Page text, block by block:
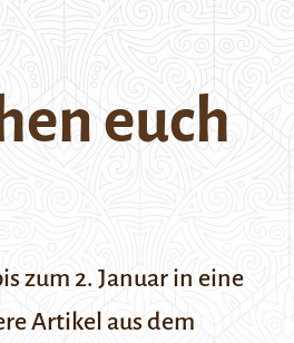
euch
zum 2. Januar in eine
Artikel aus dem